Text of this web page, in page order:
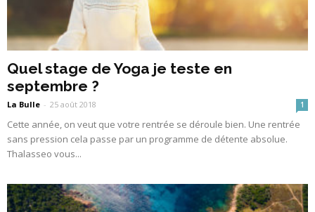
Quel stage de Yoga je teste en
septembre ?
La Bulle - 25 août 2018 1
Cette année, on veut que votre rentrée se déroule bien. Une rentrée
sans pression cela passe par un programme de détente absolue.
Thalasseo vous...